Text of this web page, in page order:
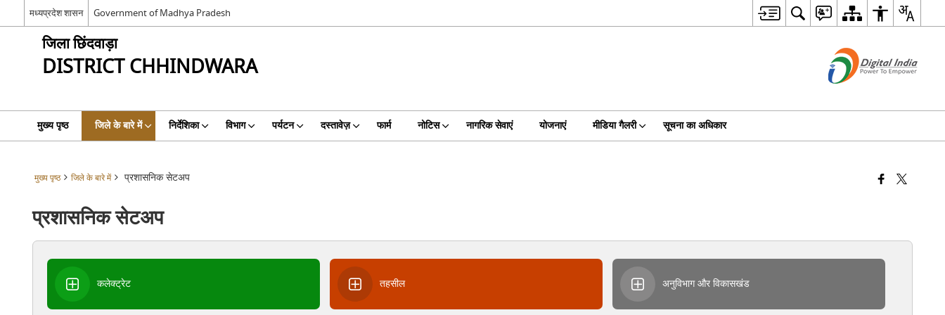
मध्यप्रदेश शासन Government of Madhya Pradesh
जिला छिंदवाड़ा
DISTRICT CHHINDWARA
मुख्य पृष्ठ जिले के बारे में निर्देशिका विभाग पर्यटन दस्तावेज़ फार्म नोटिस नागरिक सेवाएं योजनाएं मीडिया गैलरी सूचना का अधिकार
मुख्य पृष्ठ जिले के बारे में प्रशासनिक सेटअप
प्रशासनिक सेटअप
कलेक्ट्रेट तहसील अनुविभाग और विकासखंड